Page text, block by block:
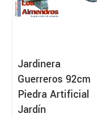
Jardinera
Guerreros 92cm
Piedra Artificial
Jardín